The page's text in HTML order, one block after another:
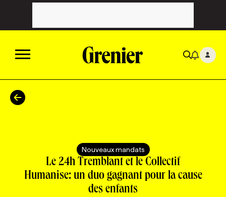
ACTUALITÉS
TOUTES LES CATÉGORIES
CAMPAGNES ET CRÉATIVITÉ
CHRONIQUES
TOUTES LES CHRONIQUES
FORFAITS ABONNEMENT
VOIR TOUTES LES PARUTIONS
INFOLETTRES
INFOLETTRE EN BREF
Nouveaux mandats
Le 24h Tremblant et le Collectif
Humanise: un duo gagnant pour la cause
des enfants